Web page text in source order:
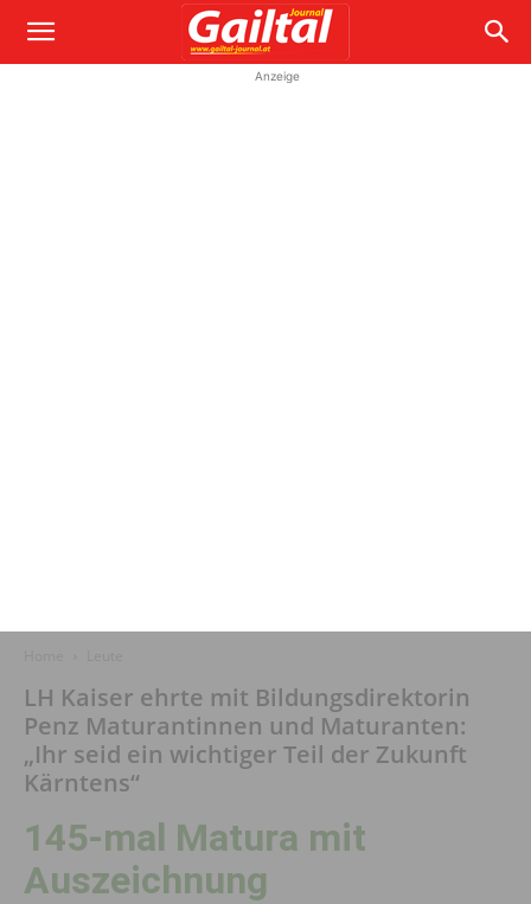
Anzeige
LH Kaiser ehrte mit Bildungsdirektorin
Penz Maturantinnen und Maturanten:
„Ihr seid ein wichtiger Teil der Zukunft
Kärntens“
145-mal Matura mit
Auszeichnung